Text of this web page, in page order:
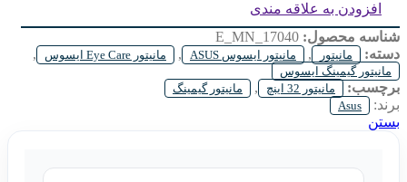
افزودن به علاقه مندی
شناسه محصول: E_MN_17040
دسته:
مانیتور , مانیتور ایسوس ASUS , مانیتور Eye Care ایسوس ,
مانیتور گیمینگ ایسوس
برچسب: مانیتور 32 اینچ , مانیتور گیمینگ
برند: Asus
بستن